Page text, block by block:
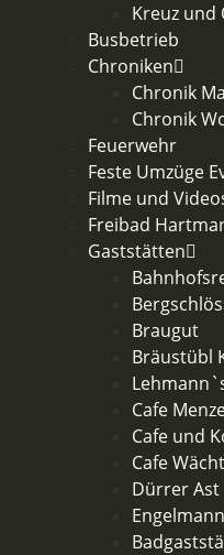
Kreuz und
Busbetrieb
Chroniken
Chronik
Chronik
Feuerwehr
Feste Umzüge
Filme und
Freibad
Gaststätten
Braugut
Bräustübl
Cafe
Cafe und
Cafe
Dürrer Ast
Engelmann